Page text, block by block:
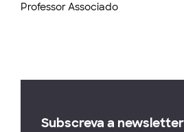
Professor Associado
Subscreva a